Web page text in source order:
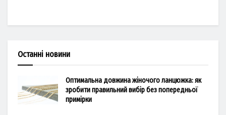
Останні новини
Оптимальна довжина жіночого ланцюжка: як
зробити правильний вибір без попередньої
примірки